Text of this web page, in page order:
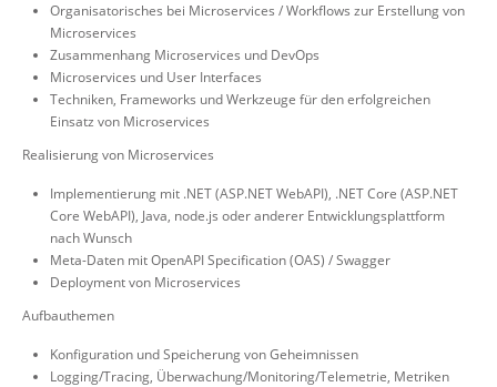
Organisatorisches bei Microservices / Workflows zur Erstellung von
Microservices
Zusammenhang Microservices und DevOps
Microservices und User Interfaces
Techniken, Frameworks und Werkzeuge für den erfolgreichen
Einsatz von Microservices
Realisierung von Microservices
Implementierung mit .NET (ASP.NET WebAPI), .NET Core (ASP.NET
Core WebAPI), Java, node.js oder anderer Entwicklungsplattform
nach Wunsch
Meta-Daten mit OpenAPI Specification (OAS) / Swagger
Deployment von Microservices
Aufbauthemen
Konfiguration und Speicherung von Geheimnissen
Logging/Tracing, Überwachung/Monitoring/Telemetrie, Metriken